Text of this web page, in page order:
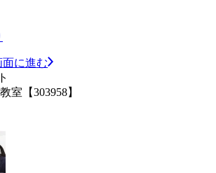
面に進む
室【303958】